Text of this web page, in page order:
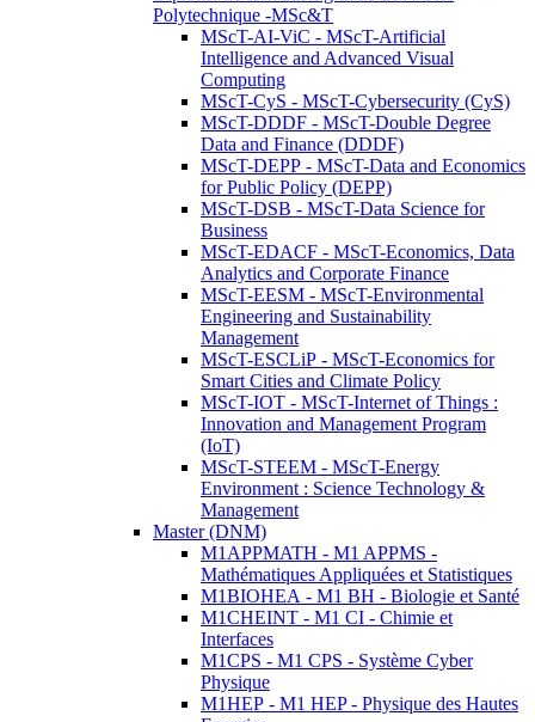
Polytechnique -MSc&T
MScT-AI-ViC - MScT-Artificial
Intelligence and Advanced Visual
Computing
MScT-CyS - MScT-Cybersecurity (CyS)
MScT-DDDF - MScT-Double Degree
Data and Finance (DDDF)
MScT-DEPP - MScT-Data and Economics
for Public Policy (DEPP)
MScT-DSB - MScT-Data Science for
Business
MScT-EDACF - MScT-Economics, Data
Analytics and Corporate Finance
MScT-EESM - MScT-Environmental
Engineering and Sustainability
Management
MScT-ESCLiP - MScT-Economics for
Smart Cities and Climate Policy
MScT-IOT - MScT-Internet of Things :
Innovation and Management Program
(IoT)
MScT-STEEM - MScT-Energy
Environment : Science Technology &
Management
Master (DNM)
M1APPMATH - M1 APPMS -
Mathématiques Appliquées et Statistiques
M1BIOHEA - M1 BH - Biologie et Santé
M1CHEINT - M1 CI - Chimie et
Interfaces
M1CPS - M1 CPS - Système Cyber
Physique
M1HEP - M1 HEP - Physique des Hautes